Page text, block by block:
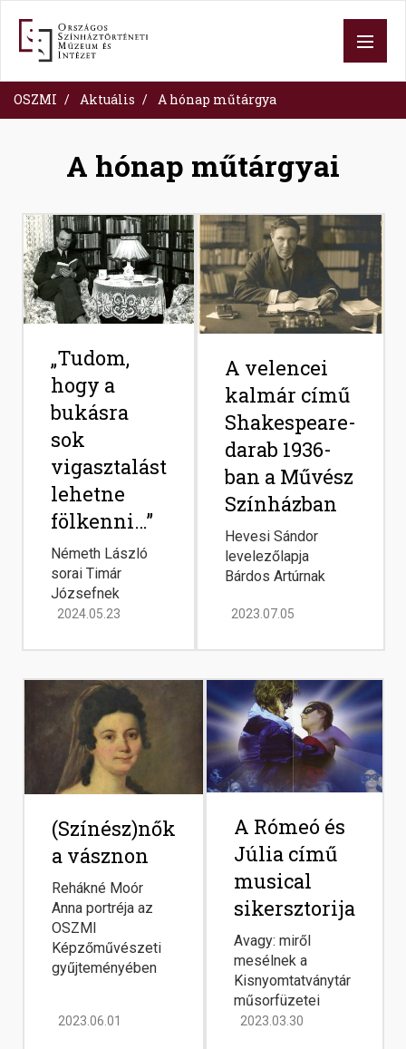
tartalomra
OSZMI Aktuális A hónap műtárgya
A hónap műtárgyai
Image
„Tudom,
hogy a
bukásra
sok
vigasztalást
lehetne
fölkenni…”
Németh László
sorai Timár
Józsefnek
2024.05.23
Image
A velencei
kalmár című
Shakespeare-
darab 1936-
ban a Művész
Színházban
Hevesi Sándor
levelezőlapja
Bárdos Artúrnak
2023.07.05
(Színész)nők
a vásznon
Rehákné Moór
Anna portréja az
OSZMI
Képzőművészeti
gyűjteményében
2023.06.01
Image
A Rómeó és
Júlia című
musical
sikersztorija
Avagy: miről
mesélnek a
Kisnyomtatványtár
műsorfüzetei
2023.03.30